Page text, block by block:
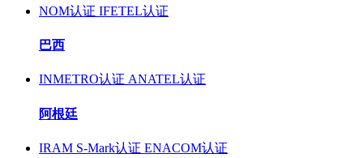
NOM认证 IFETEL认证
巴西
INMETRO认证 ANATEL认证
阿根廷
IRAM S-Mark认证 ENACOM认证